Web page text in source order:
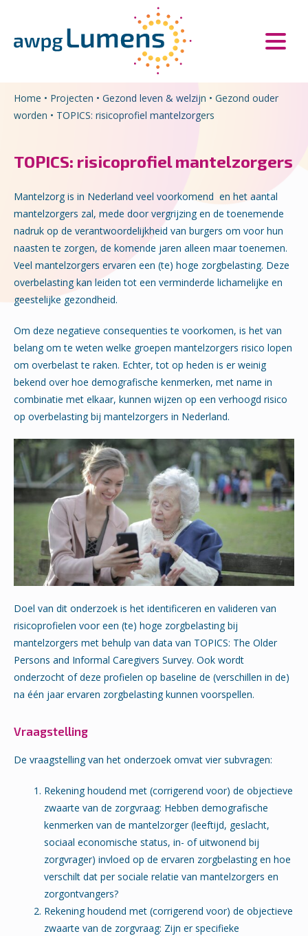
Home • Projecten • Gezond leven & welzijn • Gezond ouder
worden • TOPICS: risicoprofiel mantelzorgers
TOPICS: risicoprofiel mantelzorgers
Mantelzorg is in Nederland veel voorkomend en het aantal
mantelzorgers zal, mede door vergrijzing en de toenemende
nadruk op de verantwoordelijkheid van burgers om voor hun
naasten te zorgen, de komende jaren alleen maar toenemen.
Veel mantelzorgers ervaren een (te) hoge zorgbelasting. Deze
overbelasting kan leiden tot een verminderde lichamelijke en
geestelijke gezondheid.
Om deze negatieve consequenties te voorkomen, is het van
belang om te weten welke groepen mantelzorgers risico lopen
om overbelast te raken. Echter, tot op heden is er weinig
bekend over hoe demografische kenmerken, met name in
combinatie met elkaar, kunnen wijzen op een verhoogd risico
op overbelasting bij mantelzorgers in Nederland.
Doel van dit onderzoek is het identificeren en valideren van
risicoprofielen voor een (te) hoge zorgbelasting bij
mantelzorgers met behulp van data van TOPICS: The Older
Persons and Informal Caregivers Survey. Ook wordt
onderzocht of deze profielen op baseline de (verschillen in de)
na één jaar ervaren zorgbelasting kunnen voorspellen.
Vraagstelling
De vraagstelling van het onderzoek omvat vier subvragen:
Rekening houdend met (corrigerend voor) de objectieve
zwaarte van de zorgvraag: Hebben demografische
kenmerken van de mantelzorger (leeftijd, geslacht,
sociaal economische status, in- of uitwonend bij
zorgvrager) invloed op de ervaren zorgbelasting en hoe
verschilt dat per sociale relatie van mantelzorgers en
zorgontvangers?
Rekening houdend met (corrigerend voor) de objectieve
zwaarte van de zorgvraag: Zijn er specifieke